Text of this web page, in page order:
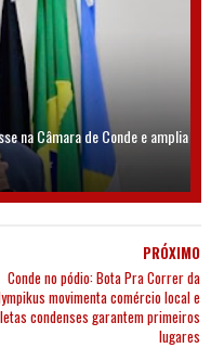
na Câmara de Conde e amplia
PRÓXIMO
Conde no pódio: Bota Pra Correr da
movimenta comércio local e
condenses garantem primeiros
lugares